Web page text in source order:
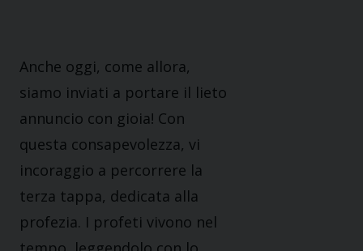
Anche oggi, come allora,
siamo inviati a portare il lieto
annuncio con gioia! Con
questa consapevolezza, vi
incoraggio a percorrere la
terza tappa, dedicata alla
profezia. I profeti vivono nel